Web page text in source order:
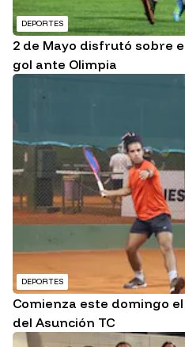
DEPORTES
2 de Mayo disfrutó sobre
gol ante Olimpia
DEPORTES
Comienza este domingo
del Asunción TC